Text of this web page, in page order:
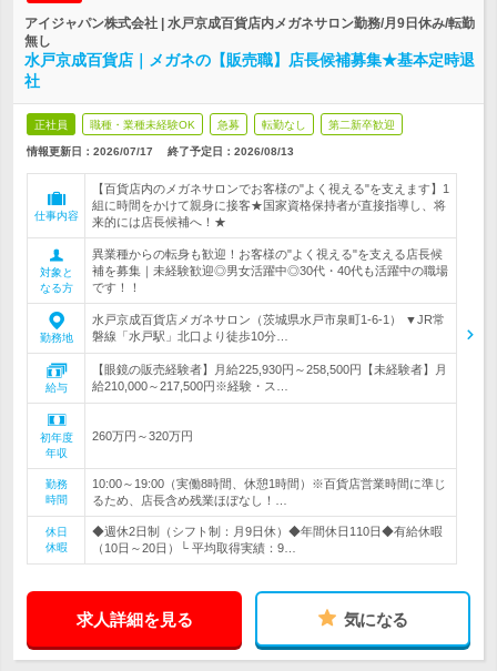
アイジャパン株式会社 | 水戸京成百貨店内メガネサロン勤務/月9日休み/転勤
無し
水戸京成百貨店｜メガネの【販売職】店長候補募集★基本定時退
社
正社員 職種・業種未経験OK 急募 転勤なし 第二新卒歓迎
情報更新日：2026/07/17 終了予定日： 2026/08/13
仕事内容
【百貨店内のメガネサロンでお客様の"よく視える"を支えます】1
組に時間をかけて親身に接客★国家資格保持者が直接指導し、将
来的には店長候補へ！★
対象と
なる方
異業種からの転身も歓迎！お客様の"よく視える"を支える店長候
補を募集｜未経験歓迎◎男女活躍中◎30代・40代も活躍中の職場
です！！
勤務地
水戸京成百貨店メガネサロン（茨城県水戸市泉町1-6-1） ▼JR常
磐線「水戸駅」北口より徒歩10分…
給与
【眼鏡の販売経験者】月給225,930円～258,500円【未経験者】月
給210,000～217,500円※経験・ス…
初年度
年収
260万円～320万円
勤務
時間
10:00～19:00（実働8時間、休憩1時間）※百貨店営業時間に準じ
るため、店長含め残業ほぼなし！…
休日
休暇
◆週休2日制（シフト制：月9日休）◆年間休日110日◆有給休暇
（10日～20日）└ 平均取得実績：9…
求人詳細を見る 気になる